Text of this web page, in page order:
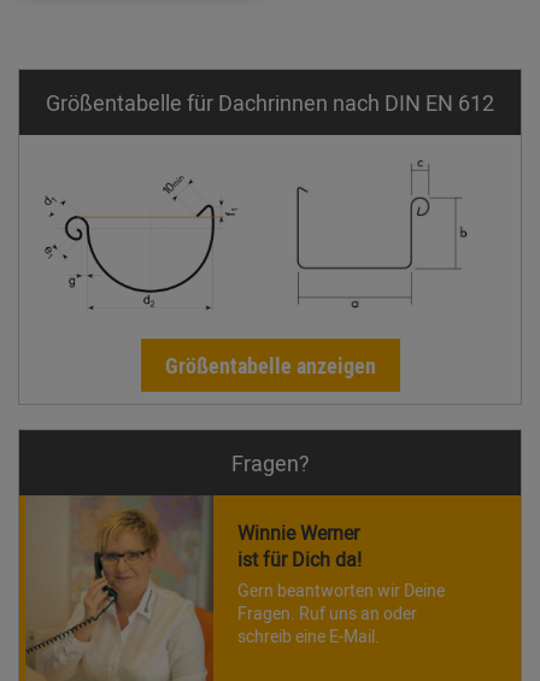
Größentabelle für Dachrinnen nach DIN EN 612
Größentabelle anzeigen
Fragen?
Winnie Werner
ist für Dich da!
Gern beantworten wir Deine
Fragen. Ruf uns an oder
schreib eine E-Mail.